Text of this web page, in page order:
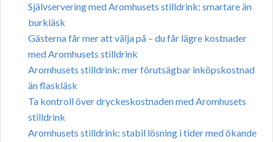
Självservering med Aromhusets stilldrink: smartare än
burkläsk
Gästerna får mer att välja på – du får lägre kostnader
med Aromhusets stilldrink
Aromhusets stilldrink: mer förutsägbar inköpskostnad
än flaskläsk
Ta kontroll över dryckeskostnaden med Aromhusets
stilldrink
Aromhusets stilldrink: stabil lösning i tider med ökande